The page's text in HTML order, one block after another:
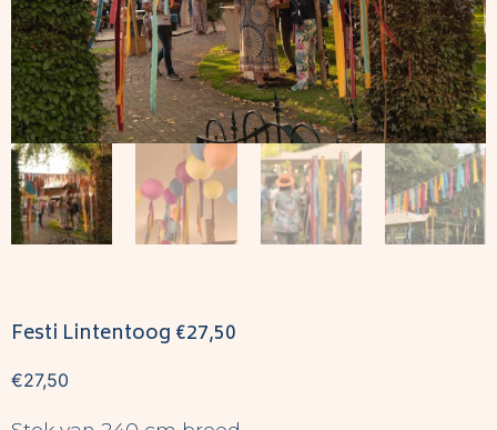
Festi Lintentoog €27,50
€27,50